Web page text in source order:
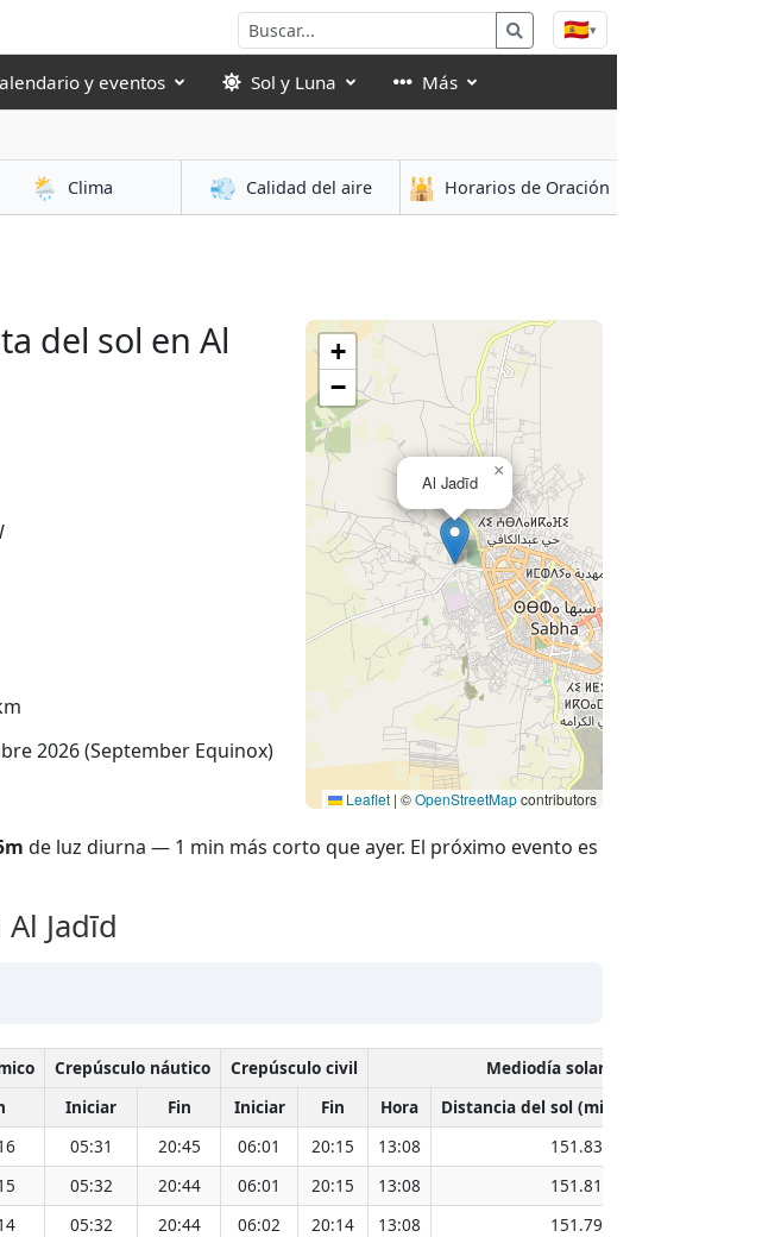
🇪🇸▾
y eventos Sol y Luna Más
🌦️ Clima 💨 Calidad del aire 🕌 Horarios de Oración
del sol en Al
2026 (September Equinox)
Al Jadīd
×
+
−
Leaflet | ©OpenStreetMapcontributors
de luz diurna — 1 min más corto que ayer. El próximo evento es
Jadīd
Crepúsculo náutico Crepúsculo civil
Mediodía solar
Iniciar Fin Iniciar Fin Hora
Distancia del sol (millones de km)
05:31 20:45 06:01 20:15 13:08
151.83
05:32 20:44 06:01 20:15 13:08
151.81
05:32 20:44 06:02 20:14 13:08
151.79